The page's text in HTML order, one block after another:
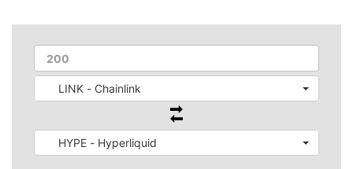
LINK - Chainlink
HYPE - Hyperliquid